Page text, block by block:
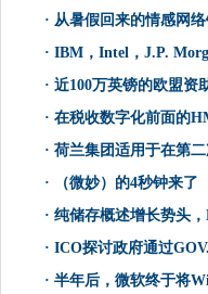
· 从暑假回来的情感网
· IBM，Intel，J.P.
· 近100万英镑的欧盟资
· 在税收数字化前面的
· 荷兰集团适用于在第二
·
（微妙）的4秒钟来了
· 纯储存概述增长势头，
· ICO探讨政府通过
· 半年后，微软终于将